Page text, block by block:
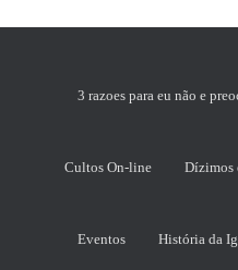
3 razoes para eu não e
Cultos On-line Dízimos
Eventos História da